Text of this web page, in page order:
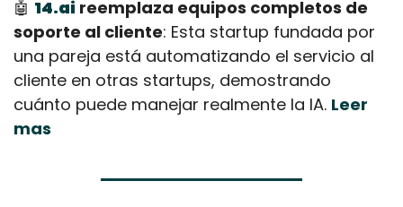
🤖 14.ai reemplaza equipos completos de
soporte al cliente: Esta startup fundada por
una pareja está automatizando el servicio al
cliente en otras startups, demostrando
cuánto puede manejar realmente la IA. Leer
mas